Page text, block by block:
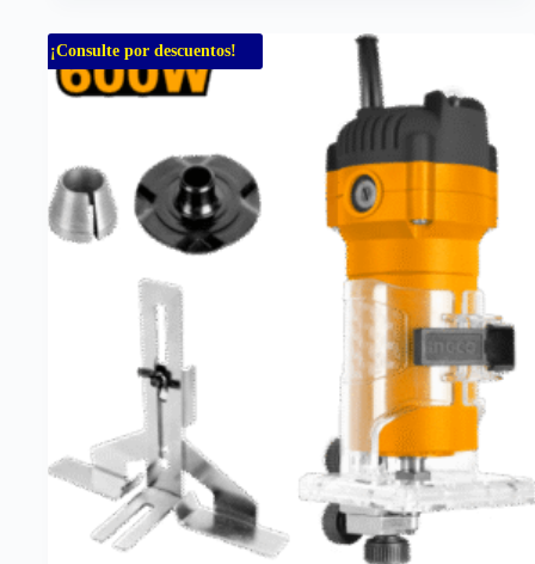
¡Consulte por descuentos!